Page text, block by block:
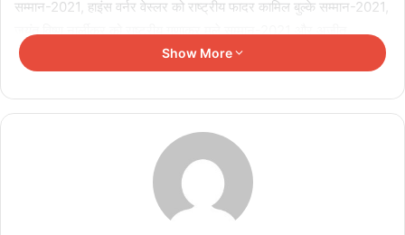
सम्मान-2021, हाइंस वर्नर वेस्लर को राष्ट्रीय फादर कामिल बुल्के सम्मान-2021,
वडनेरकर को राष्ट्रीय हिन्दी भाषा सम्मान-2021 प्रदान किया जावेगा।
राशन दुकानों पर खाद्यान्न वितरण व्यवस्था होगी पारदर्शी
August 5, 2026
Show More